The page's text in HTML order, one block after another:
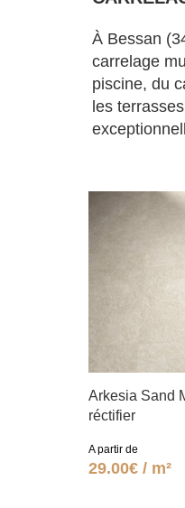
À Bessan
carrelage
piscine, du
les
Arkesia Sand
réctifier
A partir de
29.00€ / m²